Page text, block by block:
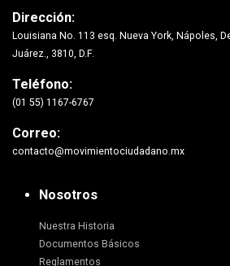
Dirección:
Louisiana No. 113 esq. Nueva York, Nápoles,
Juárez., 3810, D.F.
Teléfono:
(01 55) 1167-6767
Correo:
contacto@movimientociudadano.mx
Nosotros
Nuestra Historia
Documentos Básicos
Reglamentos